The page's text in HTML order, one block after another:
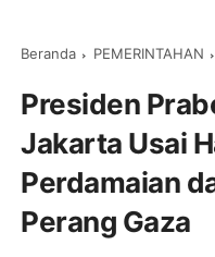
Beranda PEMERINTAHAN
Presiden
Jakarta Usai
Perdamaian
Perang Gaza